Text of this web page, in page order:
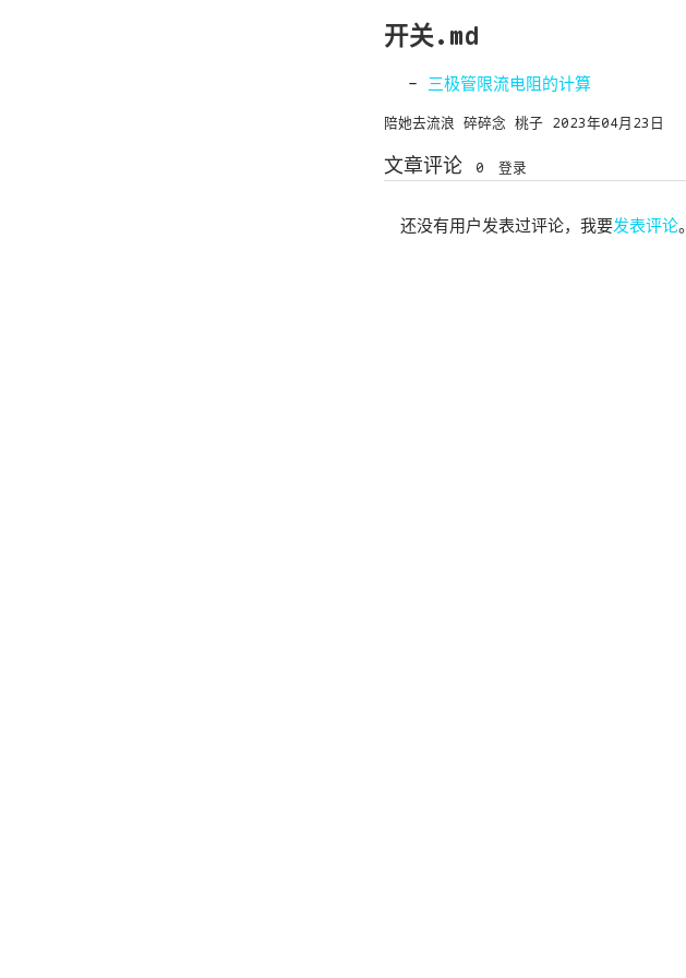
开关.md
三极管限流电阻的计算
陪她去流浪 碎碎念 桃子 2023年04月23日
文章评论 0 登录
还没有用户发表过评论，我要发表评论。